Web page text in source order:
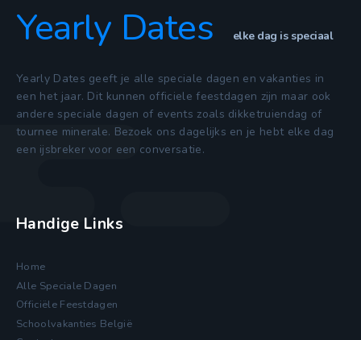
Yearly Dates elke dag is speciaal
Yearly Dates geeft je alle speciale dagen en vakanties in
een het jaar. Dit kunnen officiele feestdagen zijn maar ook
andere speciale dagen of events zoals dikketruiendag of
tournee minerale. Bezoek ons dagelijks en je hebt elke dag
een ijsbreker voor een conversatie.
Handige Links
Home
Alle Speciale Dagen
Officiële Feestdagen
Schoolvakanties België